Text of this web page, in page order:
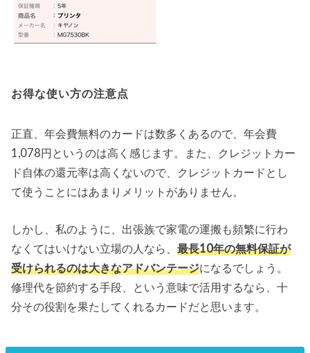
お得な使い方の注意点
正直、年会費無料のカードは数多くあるので、年会費
1,078円というのは高く感じます。また、クレジットカー
ド自体の還元率は高くないので、クレジットカードとし
て使うことにはあまりメリットがありません。
しかし、私のように、出張族で家電の運搬も頻繁に行わ
なくてはいけない立場の人なら、最長10年の無料保証が
受けられるのは大きなアドバンテージになるでしょう。
修理代を節約する手段、という意味で活用するなら、十
分その役割を果たしてくれるカードだと思います。